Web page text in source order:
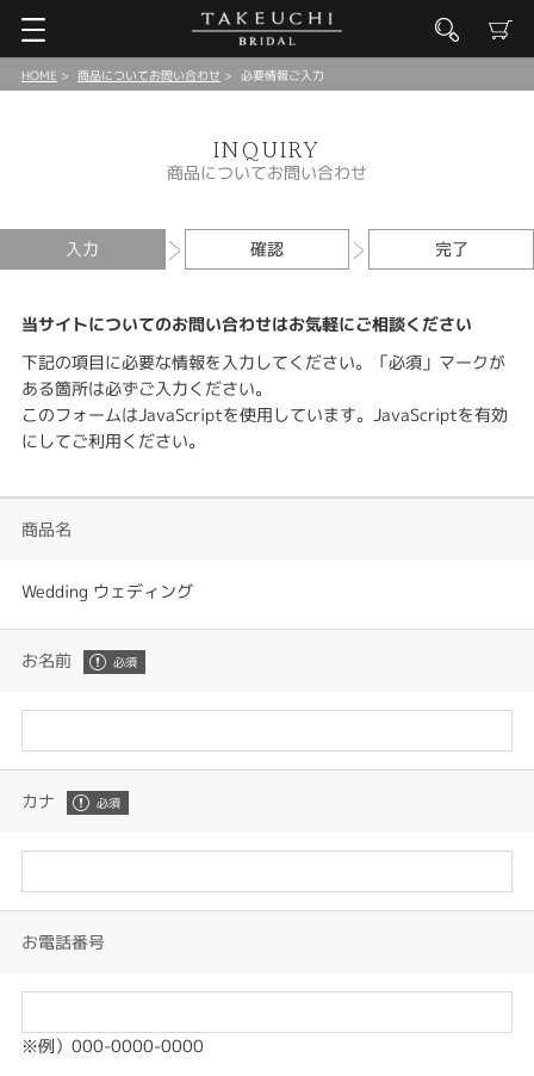
HOME 商品についてお問い合わせ 必要情報ご入力
INQUIRY
商品についてお問い合わせ
入力 確認 完了
当サイトについてのお問い合わせはお気軽にご相談ください
下記の項目に必要な情報を入力してください。「必須」マークが
ある箇所は必ずご入力ください。
このフォームはJavaScriptを使用しています。JavaScriptを有効
にしてご利用ください。
商品名
Wedding ウェディング
お名前
カナ
お電話番号
※例）000-0000-0000